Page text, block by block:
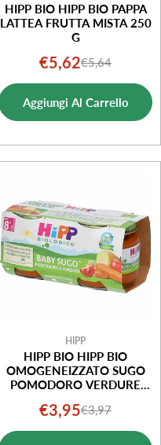
HIPP BIO HIPP BIO PAPPA
LATTEA FRUTTA MISTA 250
G
Prezzo
di
vendita
€5,62Prezzo
normale
€5,64
Aggiungi Al Carrello
HIPP
HIPP BIO HIPP BIO
OMOGENEIZZATO SUGO
POMODORO VERDURE
Prezzo
di
€3,95Prezzo
normale
€3,97